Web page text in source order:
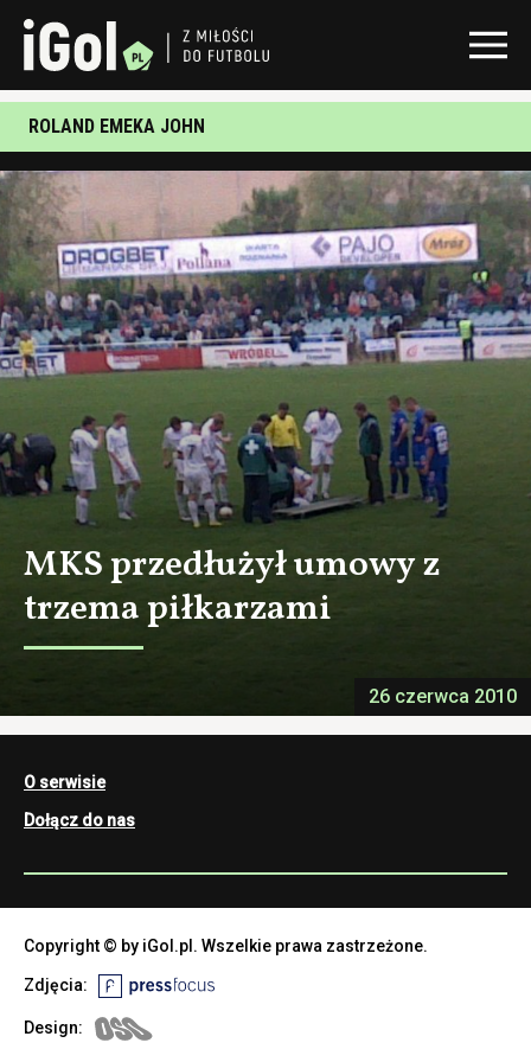
ROLAND EMEKA JOHN
26 czerwca 2010
MKS przedłużył umowy z
trzema piłkarzami
O serwisie
Dołącz do nas
Copyright © by iGol.pl. Wszelkie prawa zastrzeżone.
Zdjęcia:
Design: